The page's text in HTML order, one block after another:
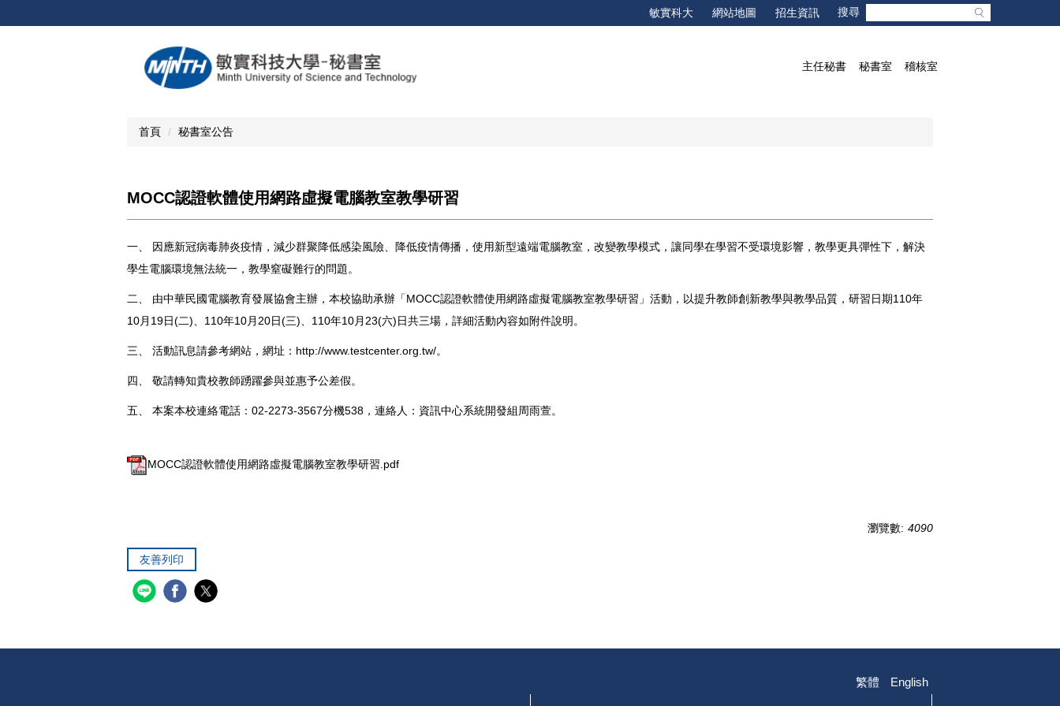
到
敏實科大 網站地圖 招生資訊
主任秘書 秘書室 稽核室
首頁 秘書室公告
MOCC認證軟體使用網路虛擬電腦教室教學研習
一、 因應新冠病毒肺炎疫情，減少群聚降低感染風險、降低疫情傳播，使用新型遠端電腦教室，改變教學模式，讓同學在學習不受環境影響，教學更具彈性下，解決
學生電腦環境無法統一，教學窒礙難行的問題。
二、 由中華民國電腦教育發展協會主辦，本校協助承辦「MOCC認證軟體使用網路虛擬電腦教室教學研習」活動，以提升教師創新教學與教學品質，研習日期110年
10月19日(二)、110年10月20日(三)、110年10月23(六)日共三場，詳細活動內容如附件說明。
三、 活動訊息請參考網站，網址： http://www.testcenter.org.tw/。
四、 敬請轉知貴校教師踴躍參與並惠予公差假。
五、 本案本校連絡電話：02-2273-3567分機538，連絡人：資訊中心系統開發組周雨萱。
MOCC認證軟體使用網路虛擬電腦教室教學研習.pdf
瀏覽數: 4090
友善列印
繁體 English